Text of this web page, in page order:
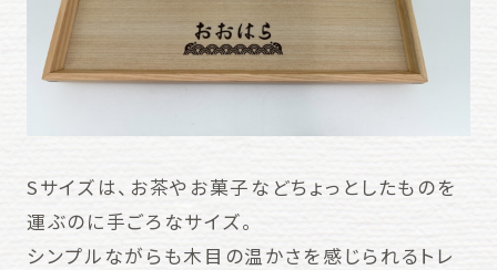
Sサイズは、お茶やお菓子などちょっとしたものを
運ぶのに手ごろなサイズ。
シンプルながらも木目の温かさを感じられるトレ